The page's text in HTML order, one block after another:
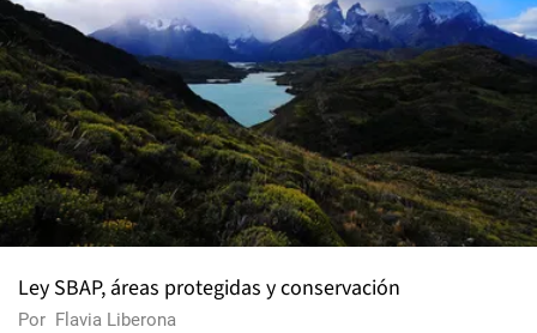
Ley SBAP, áreas protegidas y conservación
Por Flavia Liberona